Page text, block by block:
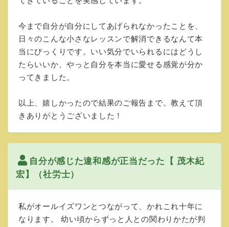
今まで自分が自分にしてあげられなかったことを、
日々のこんな小さなレッスンで解消できるなんて本
当にびっくりです。いい気分でいられるにはどうし
たらいいか、やっと自分を本当に愛せる感覚が分か
ってきました。
以上、嬉しかったので結果のご報告まで。教えて頂
きありがとうございました！
自分が感じた違和感が正当だった【 茂木紀
宏】（社労士）
私がオールイズワンとつながって、かれこれ十年に
なります。 幼い頃からずっと人との関わりかたが判